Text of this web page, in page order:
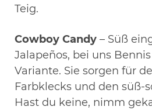
Teig.
Cowboy Candy – Süß
Jalapeños, bei uns
Variante. Sie sorgen für
Farbklecks und den süß-
Hast du keine, nimm